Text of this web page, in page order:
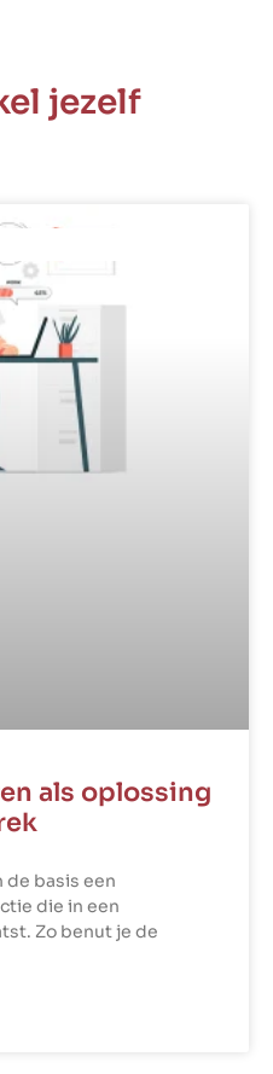
jezelf
als oplossing
de basis een
die in een
Zo benut je de